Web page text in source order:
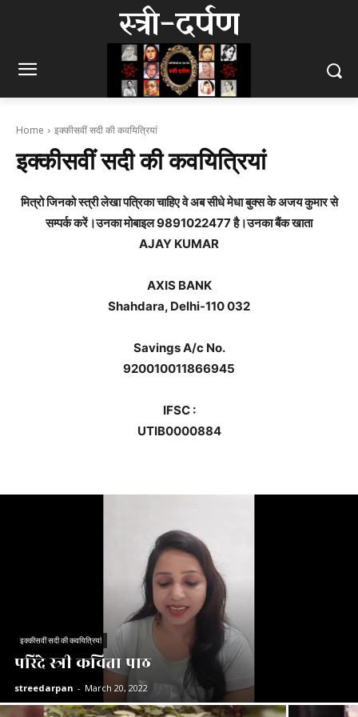
स्त्री-दर्पण
Home इक्कीसवीं सदी की कवयित्रियां
इक्कीसवीं सदी की कवयित्रियां
मित्रो जिनको स्त्री लेखा पत्रिका चाहिए वे अब सीधे मेधा बुक्स के अजय कुमार से
सम्पर्क करें।उनका मोबाइल 9891022477 है।उनका बैंक खाता
AJAY KUMAR
AXIS BANK
Shahdara, Delhi-110 032
Savings A/c No.
920010011866945
IFSC :
UTIB0000884
इक्कीसवीं सदी की कवयित्रियां
परिंदे स्त्री कविता पाठ
streedarpan - March 20, 2022